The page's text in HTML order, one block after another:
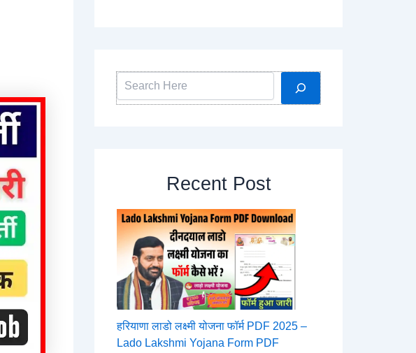
Search
Recent Post
हरियाणा लाडो लक्ष्मी योजना फॉर्म PDF 2025 –
Lado Lakshmi Yojana Form PDF